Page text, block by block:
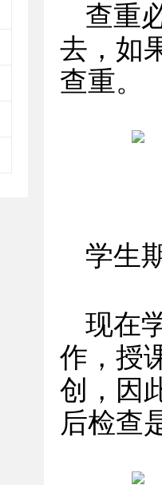
查重
去，如
查重。
学生
现在
作，授
创，因
后检查